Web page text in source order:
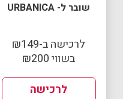
שובר ל- URBANICA
לרכישה ב-₪149
בשווי ₪200
לרכישה